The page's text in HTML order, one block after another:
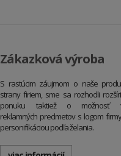
Zákazková výroba
S rastúcim záujmom o naše
strany firiem, sme sa rozhodli
ponuku taktiež o možnosť
reklamných predmetov s logom
personifikáciou podľa želania.